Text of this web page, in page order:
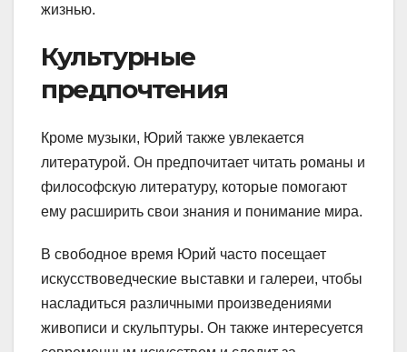
жизнью.
Культурные
предпочтения
Кроме музыки, Юрий также увлекается
литературой. Он предпочитает читать романы и
философскую литературу, которые помогают
ему расширить свои знания и понимание мира.
В свободное время Юрий часто посещает
искусствоведческие выставки и галереи, чтобы
насладиться различными произведениями
живописи и скульптуры. Он также интересуется